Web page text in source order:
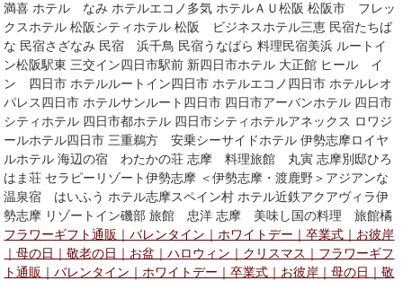
満喜 ホテル なみ ホテルエコノ多気 ホテルＡＵ松阪 松阪市 フレッ
クスホテル 松阪シティホテル 松阪 ビジネスホテル三恵 民宿たちば
な 民宿さざなみ 民宿 浜千鳥 民宿うなばら 料理民宿美浜 ルートイ
ン松阪駅東 三交イン四日市駅前 新四日市ホテル 大正館 ヒール イ
ン 四日市 ホテルルートイン四日市 ホテルエコノ四日市 ホテルレオ
パレス四日市 ホテルサンルート四日市 四日市アーバンホテル 四日市
シティホテル 四日市都ホテル 四日市シティホテルアネックス ロワジ
ールホテル四日市 三重鵜方 安乗シーサイドホテル 伊勢志摩ロイヤ
ルホテル 海辺の宿 わたかの荘 志摩 料理旅館 丸寅 志摩別邸ひろ
はま荘 セラピーリゾート伊勢志摩 ＜伊勢志摩・渡鹿野＞アジアンな
温泉宿 はいふう ホテル志摩スペイン村 ホテル近鉄アクアヴィラ伊
勢志摩 リゾートイン磯部 旅館 忠洋 志摩 美味し国の料理 旅館橘
フラワーギフト通販｜バレンタイン｜ホワイトデー｜卒業式｜お彼岸
｜母の日｜敬老の日｜お盆｜ハロウィン｜クリスマス｜フラワーギフ
ト通販｜バレンタイン｜ホワイトデー｜卒業式｜お彼岸｜母の日｜敬